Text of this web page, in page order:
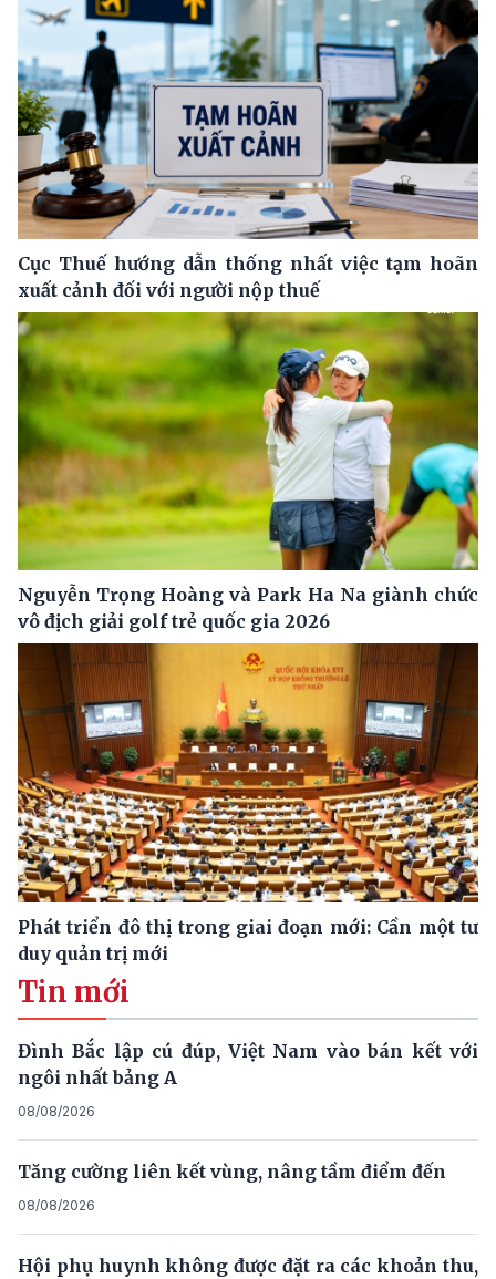
Cục Thuế hướng dẫn thống nhất việc tạm hoãn
xuất cảnh đối với người nộp thuế
Nguyễn Trọng Hoàng và Park Ha Na giành chức
vô địch giải golf trẻ quốc gia 2026
Phát triển đô thị trong giai đoạn mới: Cần một tư
duy quản trị mới
Tin mới
Đình Bắc lập cú đúp, Việt Nam vào bán kết với
ngôi nhất bảng A
08/08/2026
Tăng cường liên kết vùng, nâng tầm điểm đến
08/08/2026
Hội phụ huynh không được đặt ra các khoản thu,